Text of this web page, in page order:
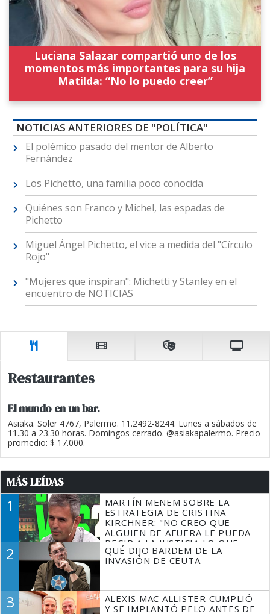
Luciana Salazar compartió uno de los
momentos más importantes para su hija
Matilda: “No lo puedo creer”
NOTICIAS ANTERIORES DE "POLÍTICA"
El polémico pasado del mentor de Alberto
Fernández
Los Pichetto, una familia poco conocida
Quiénes son Franco y Michel, las espadas de
Pichetto
Miguel Ángel Pichetto, el vice a medida del "Círculo
Rojo"
"Mujeres que inspiran": Michetti y Stanley en el
encuentro de NOTICIAS
Restaurantes
El mundo en un bar.
Asiaka. Soler 4767, Palermo. 11.2492-8244. Lunes a sábados de
11.30 a 23.30 horas. Domingos cerrado. @asiakapalermo. Precio
promedio: $ 17.000.
MÁS LEÍDAS
1
MARTÍN MENEM SOBRE LA
ESTRATEGIA DE CRISTINA
KIRCHNER: "NO CREO QUE
ALGUIEN DE AFUERA LE PUEDA
DECIR A LA JUSTICIA LO QUE
TIENE QUE HACER"
2
QUÉ DIJO BARDEM DE LA
INVASIÓN DE CEUTA
3
ALEXIS MAC ALLISTER CUMPLIÓ
Y SE IMPLANTÓ PELO ANTES DE